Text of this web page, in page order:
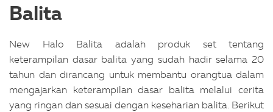
Balita
New Halo Balita adalah produk set tentang
keterampilan dasar balita yang sudah hadir selama 20
tahun dan dirancang untuk membantu orangtua dalam
mengajarkan keterampilan dasar balita melalui cerita
yang ringan dan sesuai dengan keseharian balita. Berikut